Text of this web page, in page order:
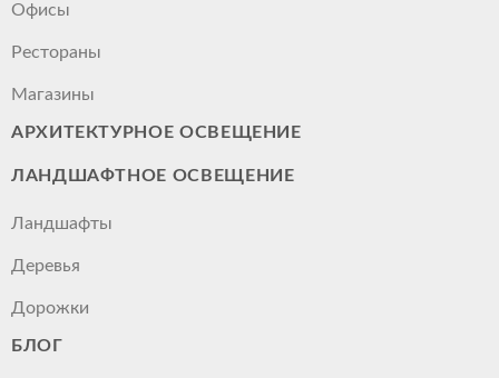
Офисы
Рестораны
Магазины
АРХИТЕКТУРНОЕ ОСВЕЩЕНИЕ
ЛАНДШАФТНОЕ ОСВЕЩЕНИЕ
Ландшафты
Деревья
Дорожки
БЛОГ